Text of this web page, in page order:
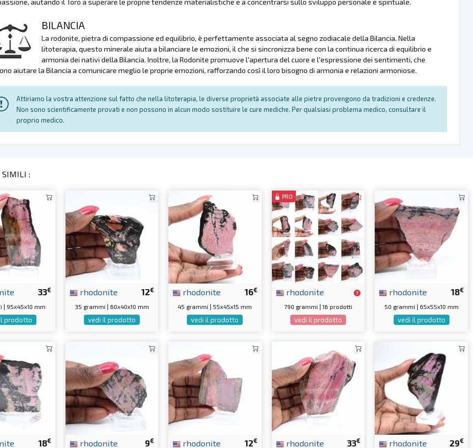
aiutando il Toro a superare le proprie tendenze materialistiche e a concentrarsi sullo sviluppo personale e spirituale.
BILANCIA
La rodonite, pietra di compassione ed equilibrio, è perfettamente associata al segno zodiacale della Bilancia. Nella
litoterapia, questo minerale aiuta a bilanciare le emozioni, il che si sincronizza bene con la continua ricerca di equilibrio e
armonia dei nativi della Bilancia. Inoltre, la Rodonite promuove l'apertura del cuore e l'espressione dei sentimenti, che
aiutare la Bilancia a comunicare meglio le proprie emozioni, rafforzando così il loro bisogno di armonia e relazioni armoniose.
Attiriamo la vostra attenzione sul fatto che nella litoterapia, le diverse proprietà associate alle pietre provengono da tradizioni e credenze.
Non sono scientificamente provati e non possono in alcun modo sostituire le cure mediche. Per qualsiasi problema medico, consultare il
proprio medico.
SIMILI :
33€
| 95x45x10 mm
prodotto
12€
rhodonite
35 grammi | 60x40x10 mm
vedi il prodotto
16€
rhodonite
45 grammi | 55x45x15 mm
vedi il prodotto
PRO
rhodonite
790 grammi | 16 prodotti
vedi il prodotto
18€
rhodonite
50 grammi | 65x55x10 mm
vedi il prodotto
18€ 9€
rhodonite 12€
rhodonite 33€
rhodonite 29€
rhodonite